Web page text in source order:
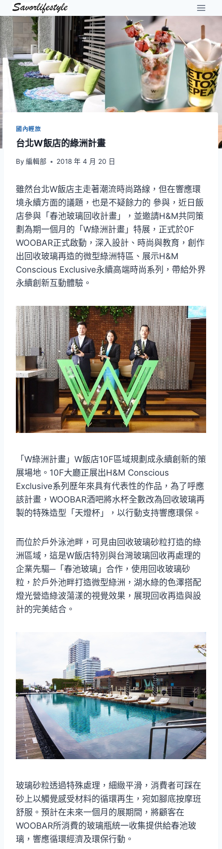
Skip
to
content
國內輕旅
台北W飯店的綠洲計畫
By 編輯部 2018 年 4 月 20 日
雖然台北W飯店主走著潮流時尚路線，但在響應環
境永續方面的議題，也是不疑餘力的 參與，近日飯
店參與「春池玻璃回收計畫」，並邀請H&M共同策
劃為期一個月的「W綠洲計畫」特展，正式於0F
WOOBAR正式啟動，深入設計、時尚與教育，創作
出回收玻璃再造的微型綠洲特區、展示H&M
Conscious Exclusive永續高端時尚系列，帶給外界
永續創新互動體驗。
「W綠洲計畫」W飯店10F區域規劃成永續創新的策
展場地。10F大廳正展出H&M Conscious
Exclusive系列歷年來具有代表性的作品，為了呼應
該計畫，WOOBAR酒吧將水杯全數改為回收玻璃再
製的特殊造型「天燈杯」，以行動支持響應環保。
而位於戶外泳池畔，可見由回收玻璃砂粒打造的綠
洲區域，這是W飯店特別與台灣玻璃回收再處理的
企業先驅─「春池玻璃」合作，使用回收玻璃砂
粒，於戶外池畔打造微型綠洲，湖水綠的色澤搭配
燈光營造綠波蕩漾的視覺效果，展現回收再造與設
計的完美結合。
玻璃砂粒透過特殊處理，細緻平滑，消費者可踩在
砂上以觸覺感受材料的循環再生，宛如腳底按摩班
舒服。預計在未來一個月的展期間，將顧客在
WOOBAR所消費的玻璃瓶統一收集提供給春池玻
璃，響應循環經濟及環保行動。